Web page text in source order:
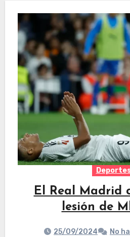
El Real Madrid
lesión de
25/09/2024 No